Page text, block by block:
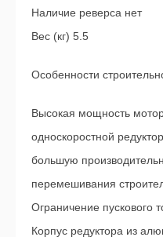
Наличие реверса нет
Вес (кг) 5.5
Особенности
Высокая мощность
односкоростной
большую
перемешивания
Ограничение пускового
Корпус редуктора из